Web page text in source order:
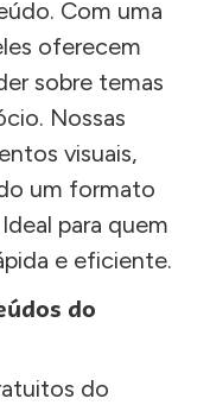
Com uma
oferecem
sobre temas
Nossas
visuais,
um formato
para quem
e eficiente.
do
do